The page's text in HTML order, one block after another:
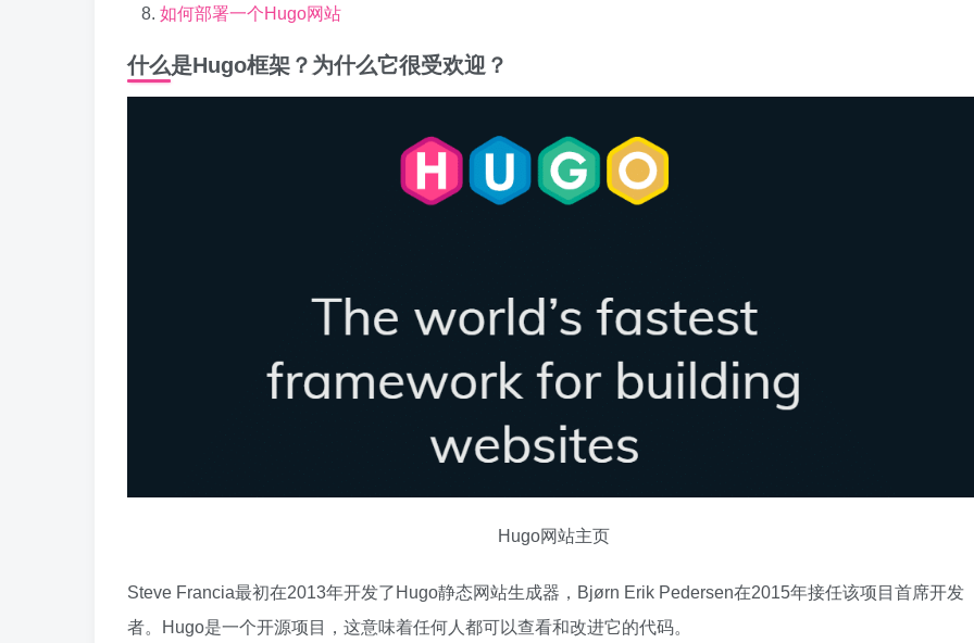
如何部署一个Hugo网站
什么是Hugo框架？为什么它很受欢迎？
Hugo网站主页
Steve Francia最初在2013年开发了Hugo静态网站生成器，Bjørn Erik Pedersen在2015年接任该项目首席开发
者。Hugo是一个开源项目，这意味着任何人都可以查看和改进它的代码。